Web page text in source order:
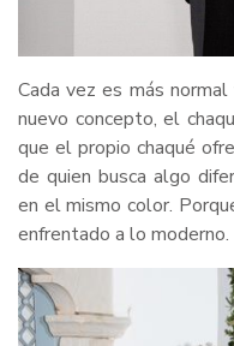
Cada vez es más
nuevo concepto, el
que el propio chaqué
de quien busca algo
en el mismo color.
enfrentado a lo moderno.